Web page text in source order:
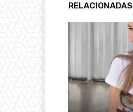
RELACIONADAS